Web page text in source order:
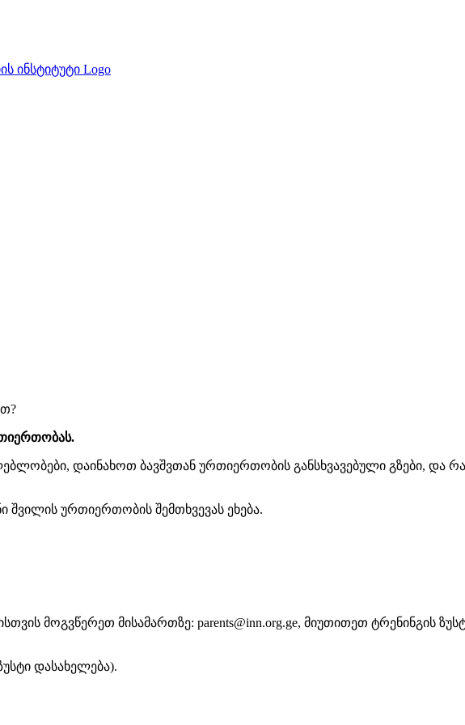
დაინახოთ ბავშვთან ურთიერთობის განსხვავებული გზები, და
ურთიერთობის შემთხვევას ეხება.
მოგვწერეთ მისამართზე: parents@inn.org.ge, მიუთითეთ ტრენინგის
დასახელება).